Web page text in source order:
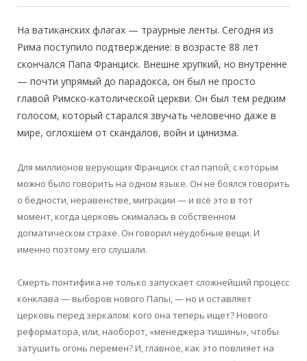
На ватиканских флагах — траурные ленты. Сегодня из
Рима поступило подтверждение: в возрасте 88 лет
скончался Папа Франциск. Внешне хрупкий, но внутренне
— почти упрямый до парадокса, он был не просто
главой Римско-католической церкви. Он был тем редким
голосом, который старался звучать человечно даже в
мире, оглохшем от скандалов, войн и цинизма.
Для миллионов верующих Франциск стал папой, с которым
можно было говорить на одном языке. Он не боялся говорить
о бедности, неравенстве, миграции — и всё это в тот
момент, когда церковь сжималась в собственном
догматическом страхе. Он говорил неудобные вещи. И
именно поэтому его слушали.
Смерть понтифика не только запускает сложнейший процесс
конклава — выборов нового Папы, — но и оставляет
церковь перед зеркалом: кого она теперь ищет? Нового
реформатора, или, наоборот, «менеджера тишины», чтобы
затушить огонь перемен? И, главное, как это повлияет на